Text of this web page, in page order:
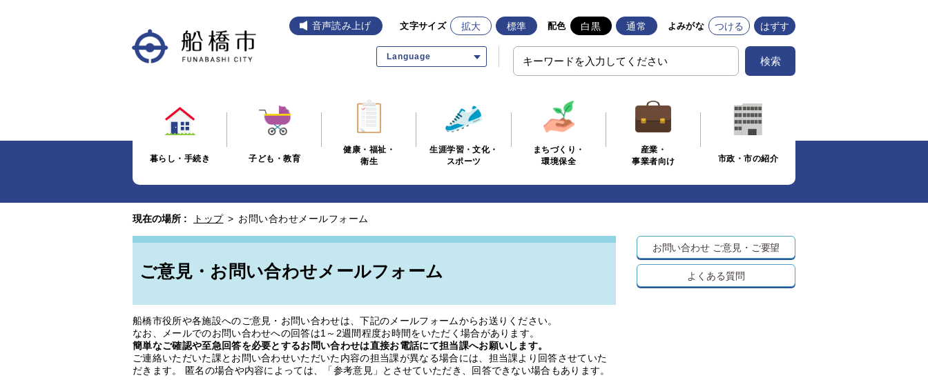
音声読み上げ 文字サイズ 拡大 標準 配色 白黒 通常 よみがな つける はずす
Language 検索
暮らし・手続き 子ども・教育
健康・福祉・
衛生
生涯学習・文化・
スポーツ
まちづくり・
環境保全
産業・
事業者向け
市政・市の紹介
現在の場所 : トップ > お問い合わせメールフォーム
ご意見・お問い合わせメールフォーム
船橋市役所や各施設へのご意見・お問い合わせは、下記のメールフォームからお送りください。
なお、メールでのお問い合わせへの回答は1～2週間程度お時間をいただく場合があります。
簡単なご確認や至急回答を必要とするお問い合わせは直接お電話にて担当課へお願いします。
ご連絡いただいた課とお問い合わせいただいた内容の担当課が異なる場合には、担当課より回答させていた
だきます。 匿名の場合や内容によっては、「参考意見」とさせていただき、回答できない場合もあります。
お問い合わせ ご意見・ご要望
よくある質問